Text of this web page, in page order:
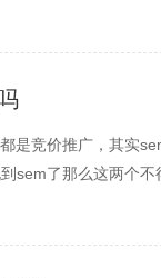
以设置多个推广计划
是竞价推广，其实
sem了那么这两个不